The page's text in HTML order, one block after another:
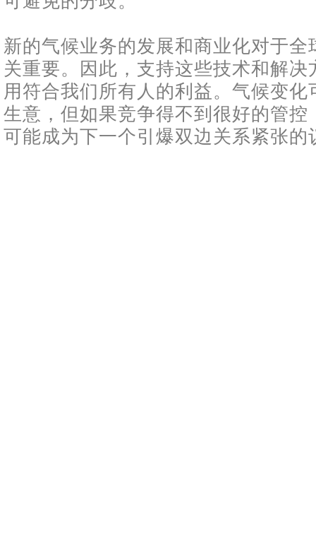
新的气候业务的发展和商业化对于全
关重要。因此，支持这些技术和解决
用符合我们所有人的利益。气候变化
生意，但如果竞争得不到很好的管控
可能成为下一个引爆双边关系紧张的